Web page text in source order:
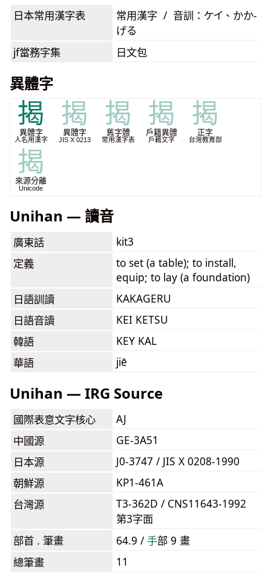
日本常用漢字表
常用漢字 / 音訓：ケイ、かか-
げる
jf當務字集 日文包
異體字
揭
異體字
人名用漢字
揭
異體字
JIS X 0213
揭
舊字體
常用漢字表
揭
戶籍異體
戶籍文字
揭
正字
台灣教育部
揭
來源分離
Unicode
Unihan — 讀音
廣東話
kit3
定義
to set (a table); to install,
equip; to lay (a foundation)
日語訓讀
KAKAGERU
日語音讀
KEI KETSU
韓語
KEY KAL
華語
jiē
Unihan — IRG Source
國際表意文字核心
AJ
中國源
GE-3A51
日本源
J0-3747 / JIS X 0208-1990
朝鮮源
KP1-461A
台灣源
T3-362D / CNS11643-1992
第3字面
部首 . 筆畫
64.9 /⼿部 9 畫
總筆畫
11